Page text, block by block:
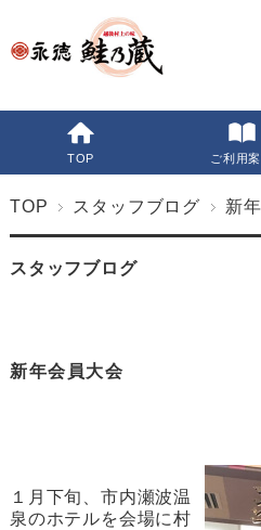
TOP ご利用
TOP スタッフブログ 新
スタッフブログ
新年会員大会
１月下旬、市内瀬波温
泉のホテルを会場に村